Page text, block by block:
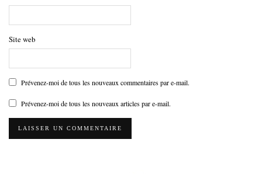
Site web
Prévenez-moi de tous les nouveaux commentaires par e-mail.
Prévenez-moi de tous les nouveaux articles par e-mail.